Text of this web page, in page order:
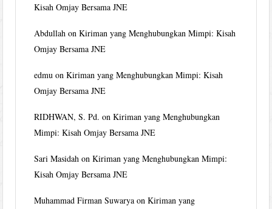
Kisah Omjay Bersama JNE
Abdullah onKiriman yang Menghubungkan Mimpi: Kisah
Omjay Bersama JNE
edmu onKiriman yang Menghubungkan Mimpi: Kisah
Omjay Bersama JNE
RIDHWAN, S. Pd. onKiriman yang Menghubungkan
Mimpi: Kisah Omjay Bersama JNE
Sari Masidah onKiriman yang Menghubungkan Mimpi:
Kisah Omjay Bersama JNE
Muhammad Firman Suwarya onKiriman yang